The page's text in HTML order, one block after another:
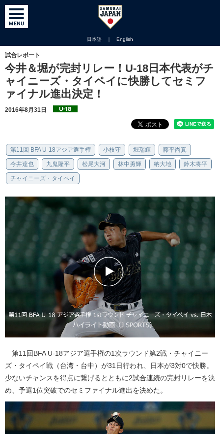
日本語 ｜ English
試合レポート
今井＆堀が完封リレー！U-18日本代表がチ
ャイニーズ・タイペイに快勝してセミフ
ァイナル進出決定！
2016年8月31日
第11回 BFA U-18アジア選手権 小枝守 堀瑞輝 藤平尚真
今井達也 九鬼隆平 松尾大河 林中勇輝 納大地 鈴木将平
チャイニーズ・タイペイ
第11回BFA U-18アジア選手権の1次ラウンド第2戦・チャイニー
ズ・タイペイ戦（台湾・台中）が31日行われ、日本が3対0で快勝。
少ないチャンスを得点に繋げるとともに2試合連続の完封リレーを決
め、予選1位突破でのセミファイナル進出を決めた。